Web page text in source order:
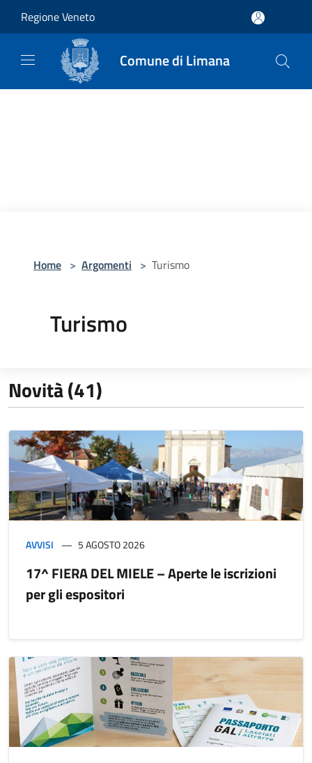
Regione Veneto
Comune di Limana
Home > Argomenti > Turismo
Turismo
Novità (41)
AVVISI 5 AGOSTO 2026
17^ FIERA DEL MIELE – Aperte le iscrizioni
per gli espositori